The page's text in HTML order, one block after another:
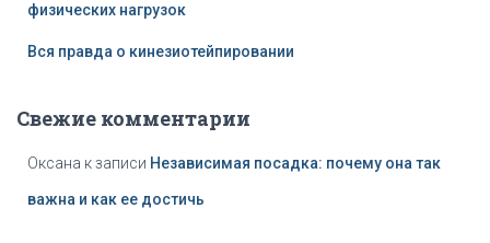
физических нагрузок
Вся правда о кинезиотейпировании
Свежие комментарии
Оксана к записи Независимая посадка: почему она так
важна и как ее достичь